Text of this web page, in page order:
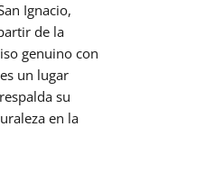
Ignacio,
de la
genuino con
un lugar
su
en la